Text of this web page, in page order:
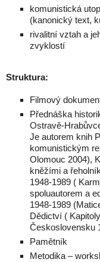
komunistická
(kanonický text,
rivalitní vztah a
zvyklostí
Struktura:
Filmový
Přednáška
Ostravě-
Je autorem knih
komunistickým
Olomouc 2004),
kněžími a
1948-1989 (
spoluautorem a
1948-1989
Dědictví (
Československu
Pamětník
Metodika –